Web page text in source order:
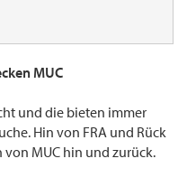
MUC
und die bieten immer
Hin von FRA und Rück
von MUC hin und zurück.